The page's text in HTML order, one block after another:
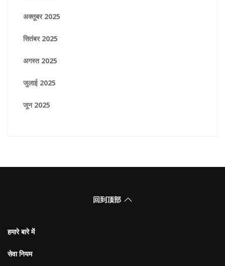
अक्तूबर 2025
सितंबर 2025
अगस्त 2025
जुलाई 2025
जून 2025
回到顶部
हमारे बारे में
सेवा नियम